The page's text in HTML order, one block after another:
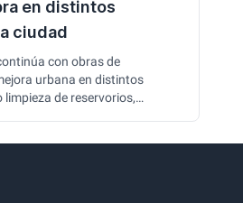
en distintos
ciudad
con obras de
urbana en distintos
de reservorios,